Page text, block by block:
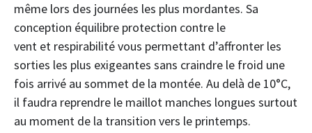
même lors des journées les plus mordantes. Sa
conception équilibre protection contre le
vent et respirabilité vous permettant d’affronter les
sorties les plus exigeantes sans craindre le froid une
fois arrivé au sommet de la montée. Au delà de 10°C,
il faudra reprendre le maillot manches longues surtout
au moment de la transition vers le printemps.